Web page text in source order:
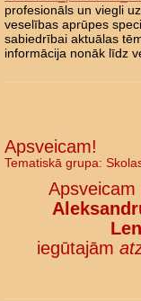
profesionāls un viegli
veselības aprūpes
sabiedrībai aktuālas
informācija nonāk
Apsveicam!
Tematiskā grupa:
Apsveicam
iegūtajām